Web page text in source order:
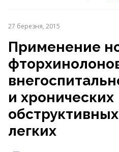
27 березня, 2015
Применение
и хронических
легких